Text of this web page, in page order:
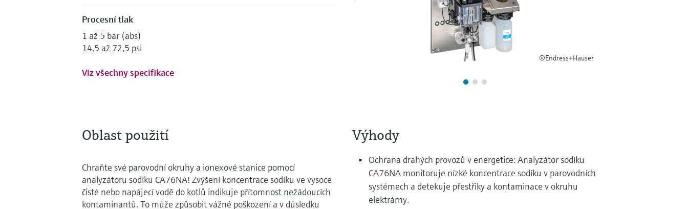
©Endress+Hauser
Procesní tlak
1 až 5 bar (abs)
14,5 až 72,5 psi
Viz všechny specifikace
Oblast použití
Chraňte své parovodní okruhy a ionexové stanice pomocí
analyzátoru sodíku CA76NA! Zvýšení koncentrace sodíku ve vysoce
čisté nebo napájecí vodě do kotlů indikuje přítomnost nežádoucích
kontaminantů. To může způsobit vážné poškození a v důsledku
Výhody
Ochrana drahých provozů v energetice: Analyzátor sodíku
CA76NA monitoruje nízké koncentrace sodíku v parovodních
systémech a detekuje přestřiky a kontaminace v okruhu
elektrárny.